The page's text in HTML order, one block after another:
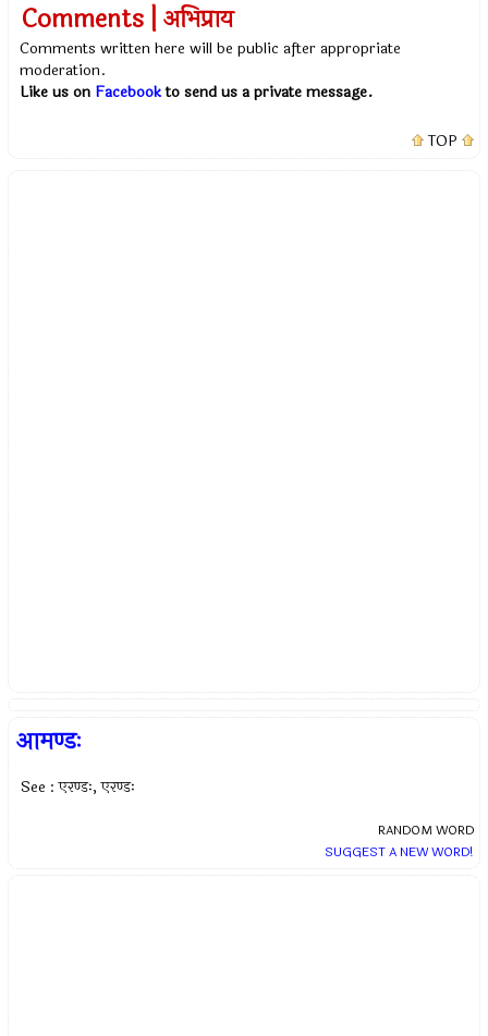
Comments | अभिप्राय
Comments written here will be public after appropriate
moderation.
Like us on Facebookto send us a private message.
TOP
आमण्डः
See : एरण्डः, एरण्डः
RANDOM WORD
SUGGEST A NEW WORD!